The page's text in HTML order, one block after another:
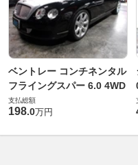
ベントレー コンチネンタル
フライングスパー 6.0 4WD
支払総額
198.0万円